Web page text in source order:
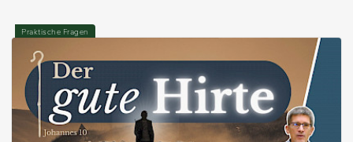
Praktische Fragen